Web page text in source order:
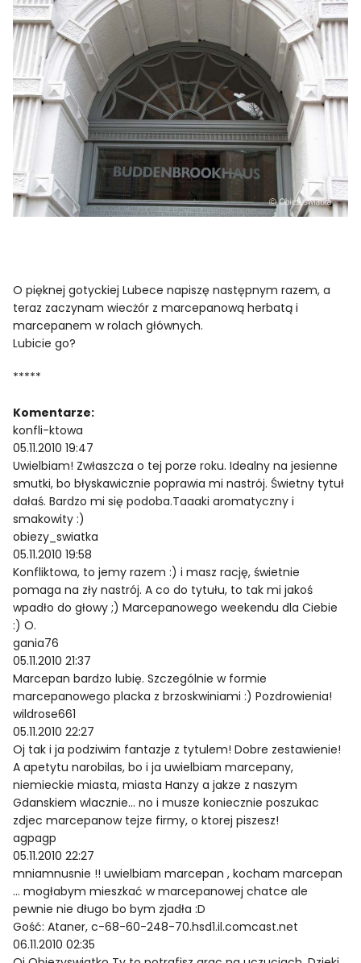
O pięknej gotyckiej Lubece napiszę następnym razem, a
teraz zaczynam wiecżór z marcepanową herbatą i
marcepanem w rolach głównych.
Lubicie go?
*****
Komentarze:
konfli-ktowa
05.11.2010 19:47
Uwielbiam! Zwłaszcza o tej porze roku. Idealny na jesienne
smutki, bo błyskawicznie poprawia mi nastrój. Świetny tytuł
dałaś. Bardzo mi się podoba.Taaaki aromatyczny i
smakowity :)
obiezy_swiatka
05.11.2010 19:58
Konfliktowa, to jemy razem :) i masz rację, świetnie
pomaga na zły nastrój. A co do tytułu, to tak mi jakoś
wpadło do głowy ;) Marcepanowego weekendu dla Ciebie
:) O.
gania76
05.11.2010 21:37
Marcepan bardzo lubię. Szczególnie w formie
marcepanowego placka z brzoskwiniami :) Pozdrowienia!
wildrose661
05.11.2010 22:27
Oj tak i ja podziwim fantazje z tytulem! Dobre zestawienie!
A apetytu narobilas, bo i ja uwielbiam marcepany,
niemieckie miasta, miasta Hanzy a jakze z naszym
Gdanskiem wlacznie… no i musze koniecznie poszukac
zdjec marcepanow tejze firmy, o ktorej piszesz!
agpagp
05.11.2010 22:27
mniamnusnie !! uwielbiam marcepan , kocham marcepan
… mogłabym mieszkać w marcepanowej chatce ale
pewnie nie długo bo bym zjadła :D
Gość: Ataner, c-68-60-248-70.hsd1.il.comcast.net
06.11.2010 02:35